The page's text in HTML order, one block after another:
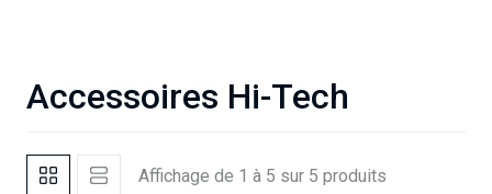
Accessoires Hi-Tech
Affichage de 1 à 5 sur 5 produits